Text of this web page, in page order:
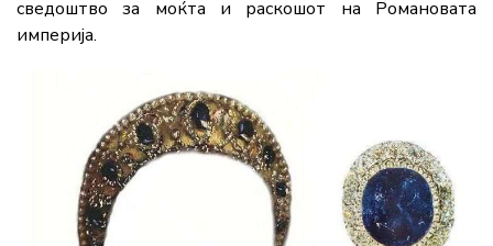
сведоштво за моќта и раскошот на Романовата
империја.